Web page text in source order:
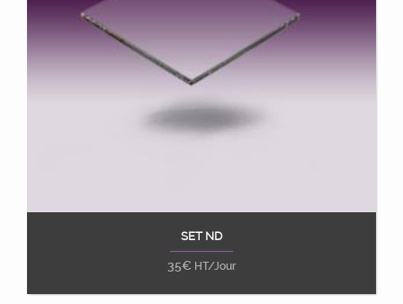
Ajouter au panier
SET ND
35€ HT/Jour